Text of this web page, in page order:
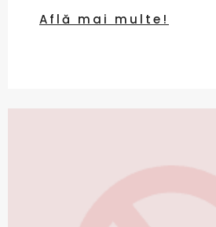
Află mai multe!